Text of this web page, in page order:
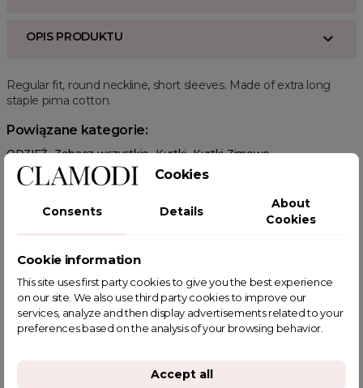
OPIS PRODUKTU
Regular fit, round neckline, short sleeves. Made of extra long
staple pima cotton.
Powiązane kategorie:
ODZIEŻ Zobacz wszystkie Kurtki Kurtki Zimowe
Kurtki Pikowane
POWIĄZANE TAGI
YOU MIGHT ALSO LIKE
Cookies
Consents Details
About
Cookies
Cookie information
This site uses first party cookies to give you the best experience
on our site. We also use third party cookies to improve our
services, analyze and then display advertisements related to your
preferences based on the analysis of your browsing behavior.
Accept all